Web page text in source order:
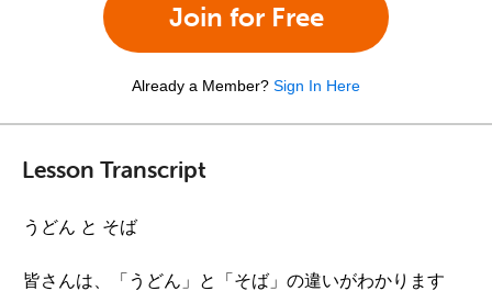
Join for Free
Already a Member? Sign In Here
Lesson Transcript
うどん と そば
皆さんは、「うどん」と「そば」の違いがわかります